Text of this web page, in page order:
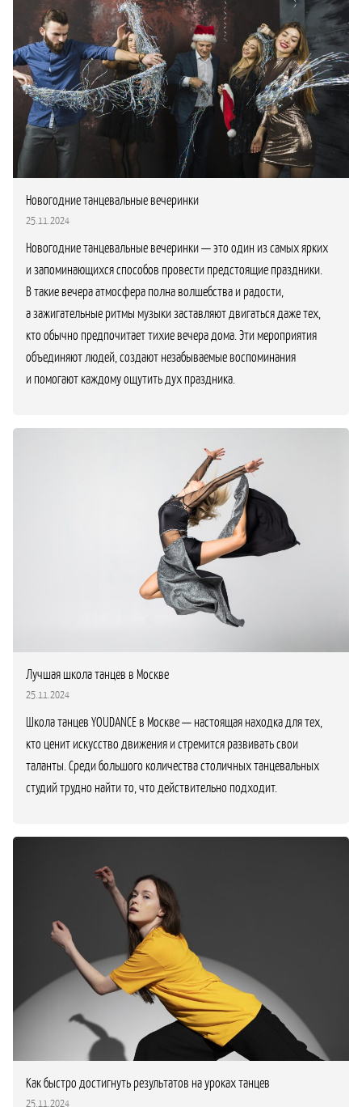
Новогодние танцевальные вечеринки
25.11.2024
Новогодние танцевальные вечеринки — это один из самых ярких
и запоминающихся способов провести предстоящие праздники.
В такие вечера атмосфера полна волшебства и радости,
а зажигательные ритмы музыки заставляют двигаться даже тех,
кто обычно предпочитает тихие вечера дома. Эти мероприятия
объединяют людей, создают незабываемые воспоминания
и помогают каждому ощутить дух праздника.
Лучшая школа танцев в Москве
25.11.2024
Школа танцев YOUDANCE в Москве — настоящая находка для тех,
кто ценит искусство движения и стремится развивать свои
таланты. Среди большого количества столичных танцевальных
студий трудно найти то, что действительно подходит.
Как быстро достигнуть результатов на уроках танцев
25.11.2024